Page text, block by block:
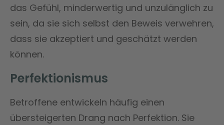
das Gefühl, minderwertig und unzulänglich zu
sein, da sie sich selbst den Beweis verwehren,
dass sie akzeptiert und geschätzt werden
können.
Perfektionismus
Betroffene entwickeln häufig einen
übersteigerten Drang nach Perfektion. Sie